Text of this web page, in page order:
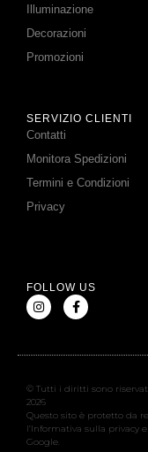
Illuminazione
Decorazioni
Promozioni
SERVIZIO CLIENTI
Contatti
Monitora Spedizioni
Termini e Condizioni
Privacy
FOLLOW US
© Tutti i diritti sono riservati
2026
Questo sito è protetto da
l’Informativa sulla privacy
Google.